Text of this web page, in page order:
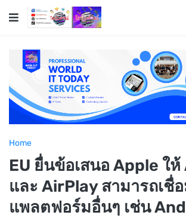
Home
EU ยื่นข้อเสนอ Apple ใ
และ AirPlay สามารถเชื่
แพลตฟอร์มอื่นๆ เช่น